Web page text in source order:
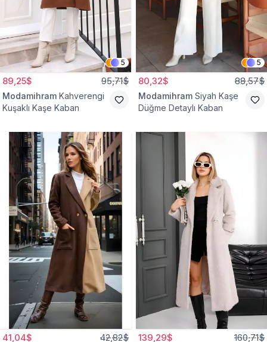
5
89,25$ 95,71$
Modamihram Kahverengi
Kuşaklı Kaşe Kaban
5
80,32$ 88,57$
Modamihram Siyah Kaşe
Düğme Detaylı Kaban
41,04$ 42,82$ 139,29$ 160,71$